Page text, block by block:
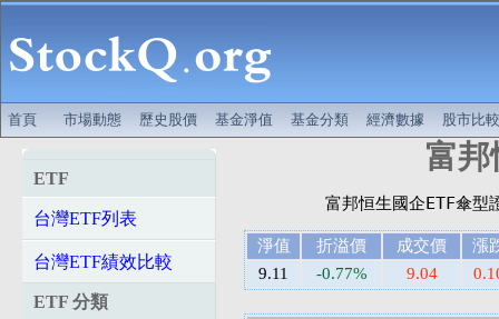
首頁 市場動態 歷史股價 基金淨值 基金分類 經濟數據 股市比較
ETF
台灣ETF列表
台灣ETF績效比較
ETF 分類
富邦
淨值 折溢價 成交價
漲
9.11
-0.77% 9.04